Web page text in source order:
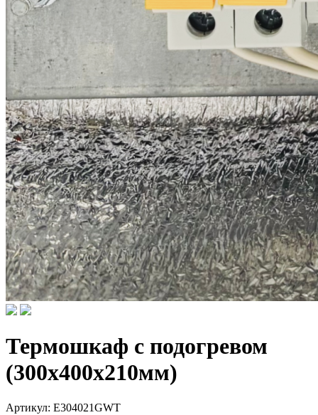
Термошкаф с подогревом
(300x400x210мм)
Артикул: E304021GWT